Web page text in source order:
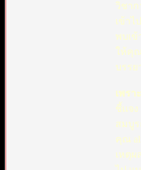
วิชา
เข้า
พบเ
ให้คุ
บรรย
เพรา
ชี้แจ
สมบู
คุณ
เหตุ